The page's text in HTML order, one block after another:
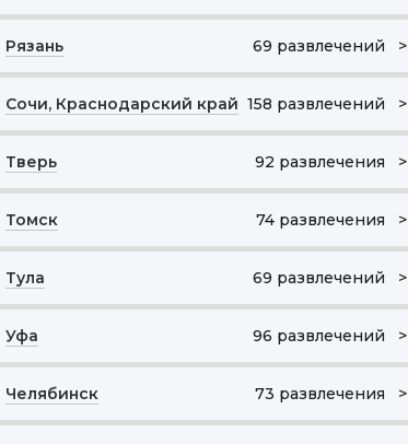
Рязань 69 развлечений >
Сочи, Краснодарский край 158 развлечений >
Тверь 92 развлечения >
Томск 74 развлечения >
Тула 69 развлечений >
Уфа 96 развлечений >
Челябинск 73 развлечения >